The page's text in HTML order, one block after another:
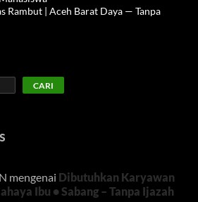
Rambut | Aceh Barat Daya — Tanpa
CARI
mengenai Dibutuhkan Karyawan
Ibu • Sabang – Tanpa Ijazah